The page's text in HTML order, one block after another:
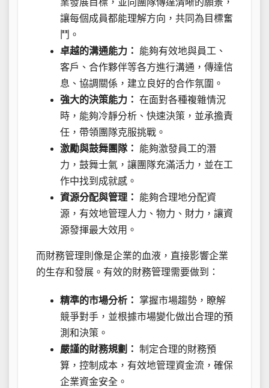
業發展目標，並向團隊傳達清晰的願景，
讓每個成員都能理解方向，共同為目標奮
鬥。
卓越的溝通能力：
能夠有效地與員工、
客戶、合作夥伴等各方進行溝通，傳達信
息、協調關係，建立良好的合作氛圍。
強大的決策能力： 在面對各種複雜情況
時，能夠冷靜分析、快速決策，並承擔責
任，帶領團隊克服挑戰。
激勵與鼓舞團隊：
能夠激發員工的潛
力，鼓舞士氣，讓團隊充滿活力，並在工
作中找到成就感。
資源分配與管理：
能夠合理地分配資
源，有效地管理人力、物力、財力，讓資
源發揮最大效用。
而財務管理則像是企業的血液，直接影響企業
的生存和發展。有效的財務管理需要做到：
精準的市場分析：
掌握市場趨勢，瞭解
競爭對手，並根據市場變化做出合理的預
測和決策。
嚴謹的財務規劃： 制定合理的財務預
算，控制成本，有效地管理資金流，確保
企業資金安全。